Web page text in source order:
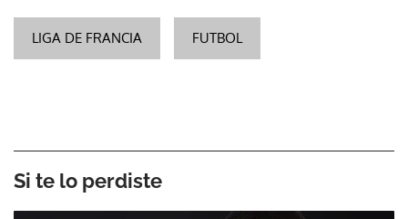
LIGA DE FRANCIA FUTBOL
Si te lo perdiste